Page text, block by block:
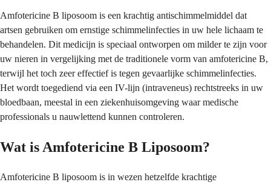
Amfotericine B liposoom is een krachtig antischimmelmiddel dat
artsen gebruiken om ernstige schimmelinfecties in uw hele lichaam te
behandelen. Dit medicijn is speciaal ontworpen om milder te zijn voor
uw nieren in vergelijking met de traditionele vorm van amfotericine B,
terwijl het toch zeer effectief is tegen gevaarlijke schimmelinfecties.
Het wordt toegediend via een IV-lijn (intraveneus) rechtstreeks in uw
bloedbaan, meestal in een ziekenhuisomgeving waar medische
professionals u nauwlettend kunnen controleren.
Wat is Amfotericine B Liposoom?
Amfotericine B liposoom is in wezen hetzelfde krachtige